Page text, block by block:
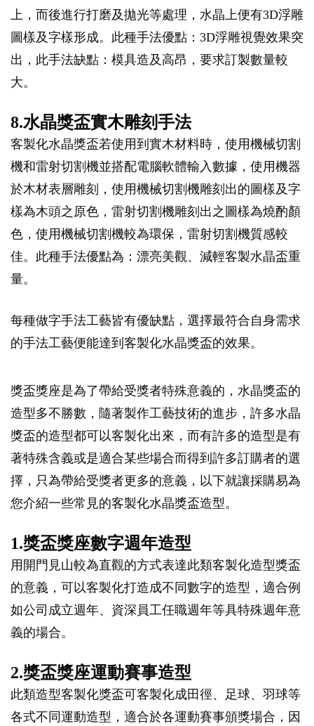
上，而後進行打磨及拋光等處理，水晶上便有3D浮雕
圖樣及字樣形成。此種手法優點：3D浮雕視覺效果突
出，此手法缺點：模具造及高昂，要求訂製數量較
大。
8.水晶獎盃實木雕刻手法
客製化水晶獎盃若使用到實木材料時，使用機械切割
機和雷射切割機並搭配電腦軟體輸入數據，使用機器
於木材表層雕刻，使用機械切割機雕刻出的圖樣及字
樣為木頭之原色，雷射切割機雕刻出之圖樣為燒酌顏
色，使用機械切割機較為環保，雷射切割機質感較
佳。此種手法優點為：漂亮美觀、減輕客製水晶盃重
量。
每種做字手法工藝皆有優缺點，選擇最符合自身需求
的手法工藝便能達到客製化水晶獎盃的效果。
獎盃獎座是為了帶給受獎者特殊意義的，水晶獎盃的
造型多不勝數，隨著製作工藝技術的進步，許多水晶
獎盃的造型都可以客製化出來，而有許多的造型是有
著特殊含義或是適合某些場合而得到許多訂購者的選
擇，只為帶給受獎者更多的意義，以下就讓採購易為
您介紹一些常見的客製化水晶獎盃造型。
1.獎盃獎座數字週年造型
用開門見山較為直觀的方式表達此類客製化造型獎盃
的意義，可以客製化打造成不同數字的造型，適合例
如公司成立週年、資深員工任職週年等具特殊週年意
義的場合。
2.獎盃獎座運動賽事造型
此類造型客製化獎盃可客製化成田徑、足球、羽球等
各式不同運動造型，適合於各運動賽事頒獎場合，因